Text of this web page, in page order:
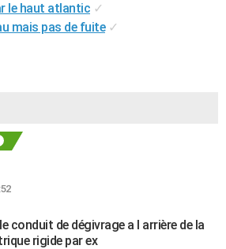
le haut atlantic ✓
mais pas de fuite ✓
conduit de dégivrage a l arrière de la
rigide par ex